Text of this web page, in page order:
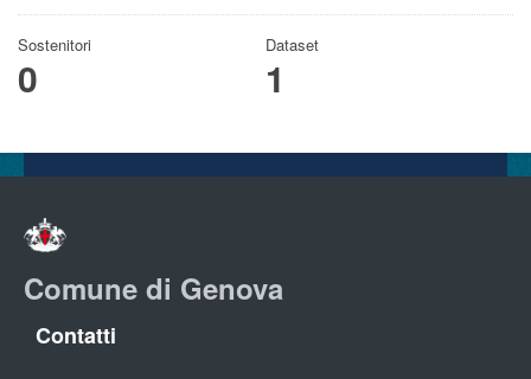
Sostenitori
0
Dataset
1
Comune di Genova
Contatti